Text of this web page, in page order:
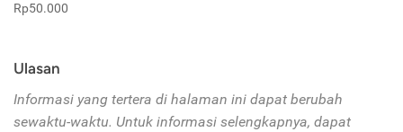
Rp50.000
Ulasan
Informasi yang tertera di halaman ini dapat berubah
sewaktu-waktu. Untuk informasi selengkapnya, dapat